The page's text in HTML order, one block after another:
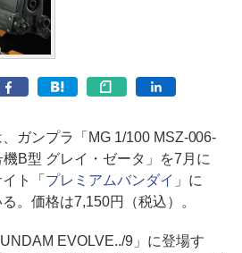
ガンプラ「MG 1/100 MSZ-006-
B型 グレイ・ゼータ」を7月に
ト「 プレミアムバンダイ 」に
。価格は7,150円（税込）。
EVOLVE../9」に登場す